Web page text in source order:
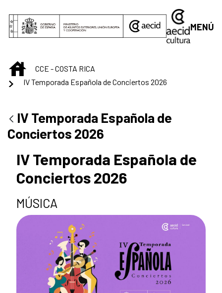
MENÚ
INICIO
CCE - COSTA RICA
IV Temporada Española de Conciertos 2026
IV Temporada Española de
Conciertos 2026
IV Temporada Española de
Conciertos 2026
MÚSICA